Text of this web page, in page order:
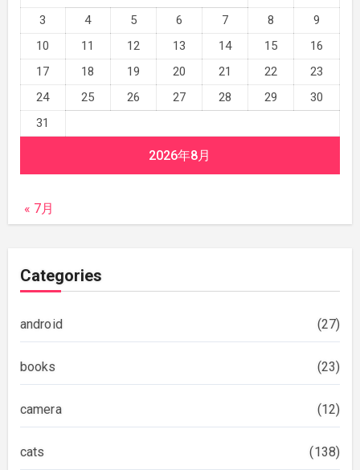
2026年8月
3
4 5 6 7 8
9
10
11 12 13 14 15
16
17
18 19 20 21 22
23
24
25 26 27 28 29
30
31
« 7月
Categories
android (27)
books (23)
camera (12)
cats (138)